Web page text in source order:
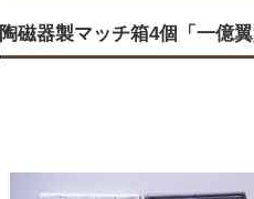
陶磁器製マッチ箱4個「一億